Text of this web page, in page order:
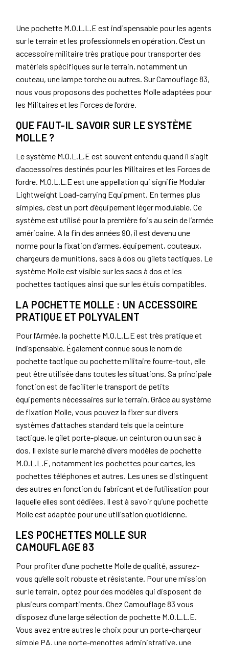
Une pochette M.O.L.L.E est indispensable pour les agents
sur le terrain et les professionnels en opération. C’est un
accessoire militaire très pratique pour transporter des
matériels spécifiques sur le terrain, notamment un
couteau, une lampe torche ou autres. Sur Camouflage 83,
nous vous proposons des pochettes Molle adaptées pour
les Militaires et les Forces de l’ordre.
QUE FAUT-IL SAVOIR SUR LE SYSTÈME
MOLLE ?
Le système M.O.L.L.E est souvent entendu quand il s’agit
d’accessoires destinés pour les Militaires et les Forces de
l’ordre. M.O.L.L.E est une appellation qui signifie Modular
Lightweight Load-carrying Equipment. En termes plus
simples, c’est un port d’équipement léger modulable. Ce
système est utilisé pour la première fois au sein de l’armée
américaine. A la fin des années 90, il est devenu une
norme pour la fixation d’armes, équipement, couteaux,
chargeurs de munitions, sacs à dos ou gilets tactiques. Le
système Molle est visible sur les sacs à dos et les
pochettes tactiques ainsi que sur les étuis compatibles.
LA POCHETTE MOLLE : UN ACCESSOIRE
PRATIQUE ET POLYVALENT
Pour l’Armée, la pochette M.O.L.L.E est très pratique et
indispensable. Également connue sous le nom de
pochette tactique ou pochette militaire fourre-tout, elle
peut être utilisée dans toutes les situations. Sa principale
fonction est de faciliter le transport de petits
équipements nécessaires sur le terrain. Grâce au système
de fixation Molle, vous pouvez la fixer sur divers
systèmes d’attaches standard tels que la ceinture
tactique, le gilet porte-plaque, un ceinturon ou un sac à
dos. Il existe sur le marché divers modèles de pochette
M.O.L.L.E, notamment les pochettes pour cartes, les
pochettes téléphones et autres. Les unes se distinguent
des autres en fonction du fabricant et de l’utilisation pour
laquelle elles sont dédiées. Il est à savoir qu’une pochette
Molle est adaptée pour une utilisation quotidienne.
LES POCHETTES MOLLE SUR
CAMOUFLAGE 83
Pour profiter d’une pochette Molle de qualité, assurez-
vous qu’elle soit robuste et résistante. Pour une mission
sur le terrain, optez pour des modèles qui disposent de
plusieurs compartiments. Chez Camouflage 83 vous
disposez d’une large sélection de pochette M.O.L.L.E.
Vous avez entre autres le choix pour un porte-chargeur
simple PA, une porte-menottes administrative, une